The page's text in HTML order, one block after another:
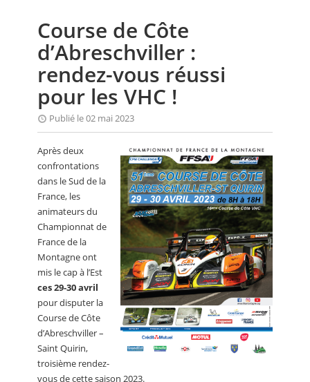
ANNUAIRES
PETITES ANNONCES
Course de Côte
d’Abreschviller :
rendez-vous réussi
pour les VHC !
Publié le 02 mai 2023
Après deux
confrontations
dans le Sud de la
France, les
animateurs du
Championnat de
France de la
Montagne ont
mis le cap à l’Est
ces 29-30 avril
pour disputer la
Course de Côte
d’Abreschviller –
Saint Quirin,
troisième rendez-
vous de cette saison 2023.